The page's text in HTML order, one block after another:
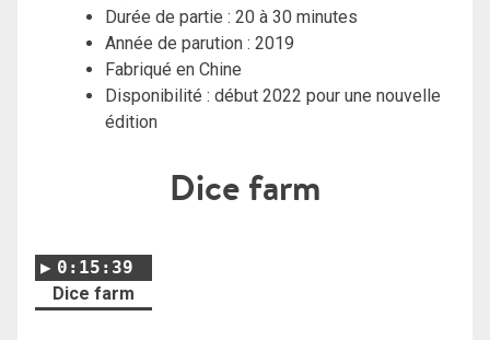
Durée de partie : 20 à 30 minutes
Année de parution : 2019
Fabriqué en Chine
Disponibilité : début 2022 pour une nouvelle
édition
Dice farm
0:15:39
Dice farm